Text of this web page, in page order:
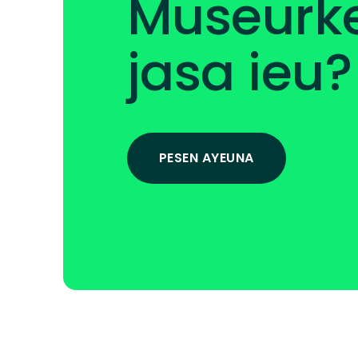
jasa ieu?
PESEN AYEUNA